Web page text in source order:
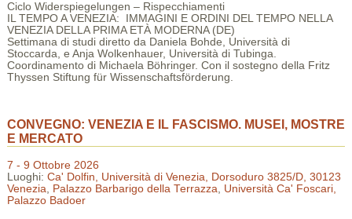
Ciclo Widerspiegelungen – Rispecchiamenti
IL TEMPO A VENEZIA: IMMAGINI E ORDINI DEL TEMPO NELLA
VENEZIA DELLA PRIMA ETÀ MODERNA (DE)
Settimana di studi diretto da Daniela Bohde, Università di
Stoccarda, e Anja Wolkenhauer, Università di Tubinga.
Coordinamento di Michaela Böhringer. Con il sostegno della Fritz
Thyssen Stiftung für Wissenschaftsförderung.
CONVEGNO: VENEZIA E IL FASCISMO. MUSEI, MOSTRE
E MERCATO
7 - 9 Ottobre 2026
Luoghi: Ca' Dolfin, Università di Venezia, Dorsoduro 3825/D, 30123
Venezia
Palazzo Barbarigo della Terrazza
Università Ca' Foscari,
Palazzo Badoer